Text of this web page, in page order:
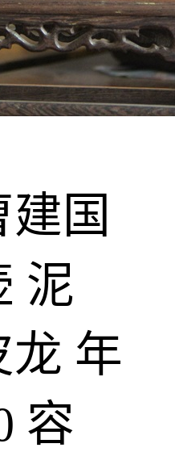
国
泥
龙 年
容